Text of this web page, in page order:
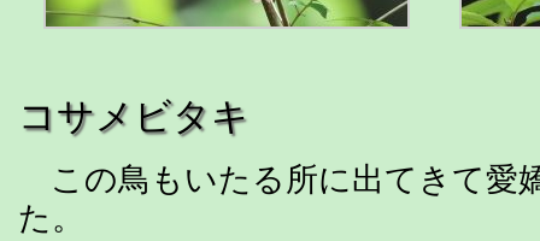
コサメビタキ
この鳥もいたる所に出てきて愛
た。